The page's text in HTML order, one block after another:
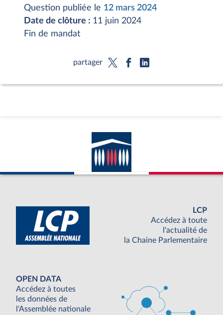
Question publiée le 12 mars 2024
Date de clôture : 11 juin 2024
Fin de mandat
partager
LCP
Accédez à toute
l'actualité de
la Chaine Parlementaire
OPEN DATA
Accédez à toutes
les données de
l'Assemblée nationale